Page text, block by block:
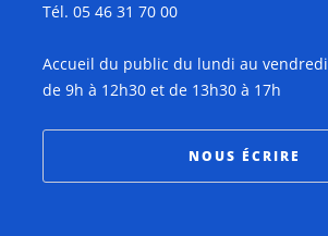
Tél. 05 46 31 70 00
Accueil du public du lundi au vendredi
de 9h à 12h30 et de 13h30 à 17h
NOUS ÉCRIRE